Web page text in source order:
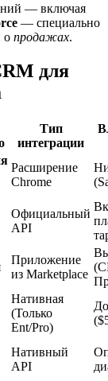
— включая
— специально
о продажах.
для
Тип
интеграции
Расширение
Chrome
Официальный
API
Приложение
из Marketplace
Нативная
(Только
Ent/Pro)
Нативный
API